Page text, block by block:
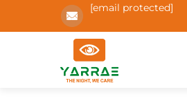
[email protected]